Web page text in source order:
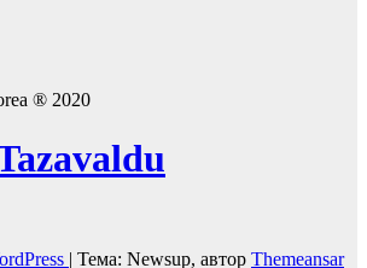
® 2020
| Тема: Newsup, автор Themeansar